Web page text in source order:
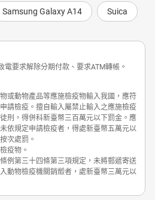
Samsung Galaxy A14 Suica
電要求解除分期付款、要求ATM轉帳。
或動物產品等應施檢疫物輸入我國，應符
請檢疫。擅自輸入屬禁止輸入之應施檢疫
刑，得併科新臺幣三百萬元以下罰金。應
依規定申請檢疫者，得處新臺幣五萬元以
次處罰。
疫物。
例第三十四條第三項規定，未將郵遞寄送
動物檢疫機關銷燬者，處新臺幣三萬元以